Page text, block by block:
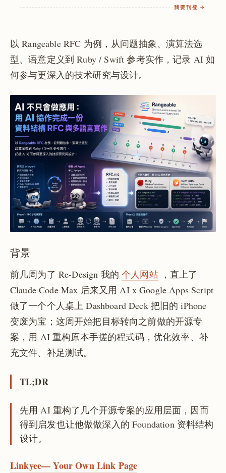
我要刊登 →
以 Rangeable RFC 为例，从问题抽象、演算法选
型、语意定义到 Ruby / Swift 参考实作，记录 AI 如
何参与更深入的技术研究与设计。
背景
前几周为了 Re-Design 我的个人网站，直上了
Claude Code Max 后来又用 AI x Google Apps Script
做了一个个人桌上 Dashboard Deck 把旧的 iPhone
变废为宝；这周开始把目标转向之前做的开源专
案，用 AI 重构原本手搓的程式码，优化效率、补
充文件、补足测试。
TL;DR
先用 AI 重构了几个开源专案的应用层面，因而
得到启发也让他做做深入的 Foundation 资料结构
设计。
Linkyee— Your Own Link Page